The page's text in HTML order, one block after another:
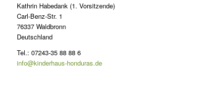
Kathrin Habedank (1. Vorsitzende)
Carl-Benz-Str. 1
76337 Waldbronn
Deutschland
Tel.: 07243-35 88 88 6
info@kinderhaus-honduras.de